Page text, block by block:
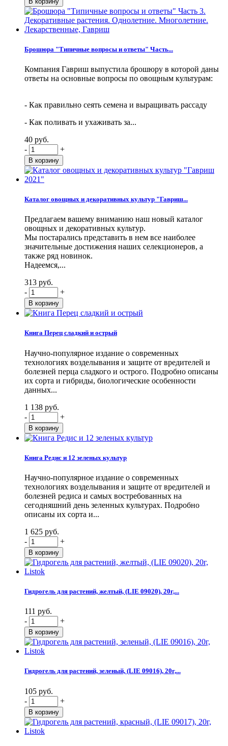
Брошюра "Типичные вопросы и ответы" Часть...
Компания Гавриш выпустила брошюру в которой даны
ответы на основные вопросы по овощным культурам:
- Как правильно сеять семена и выращивать рассаду
- Как поливать и ухаживать за...
40 руб.
-
+
Каталог овощных и декоративных культур "Гавриш...
Предлагаем вашему вниманию наш новый каталог
овощных и декоративных культур.
Мы постарались представить в нем все наиболее
значительные достижения наших селекционеров, а
также ряд новинок.
Надеемся,...
313 руб.
-
+
Книга Перец сладкий и острый
Научно-популярное издание о современных
технологиях возделывания и защите от вредителей и
болезней перца сладкого и острого. Подробно описаны
их сорта и гибриды, биологические особенности
данных...
1 138 руб.
-
+
Книга Редис и 12 зеленых культур
Научно-популярное издание о современных
технологиях возделывания и защите от вредителей и
болезней редиса и самых востребованных на
сегодняшний день зеленных культурах. Подробно
описаны их сорта и...
1 625 руб.
-
+
Гидрогель для растений, желтый, (LIE 09020), 20г,...
111 руб.
-
+
Гидрогель для растений, зеленый, (LIE 09016), 20г,...
105 руб.
-
+